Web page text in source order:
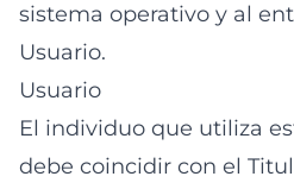
sistema operativo y al
Usuario.
Usuario
El individuo que utiliza
debe coincidir con el